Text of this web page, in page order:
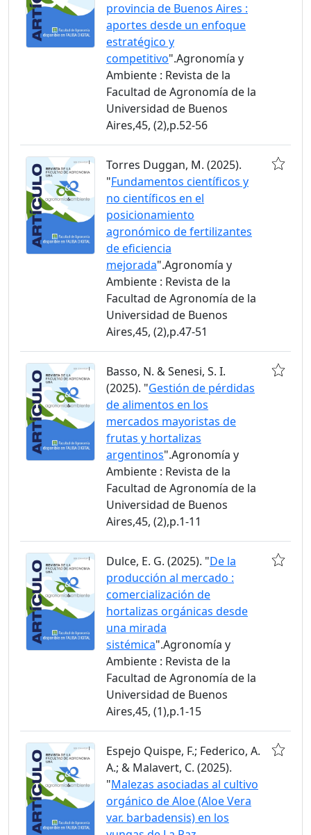
provincia de Buenos Aires :
aportes desde un enfoque
estratégico y
competitivo".Agronomía y
Ambiente : Revista de la
Facultad de Agronomía de la
Universidad de Buenos
Aires,45, (2),p.52-56
Torres Duggan, M. (2025).
"Fundamentos científicos y
no científicos en el
posicionamiento
agronómico de fertilizantes
de eficiencia
mejorada".Agronomía y
Ambiente : Revista de la
Facultad de Agronomía de la
Universidad de Buenos
Aires,45, (2),p.47-51
Basso, N. & Senesi, S. I.
(2025). "Gestión de pérdidas
de alimentos en los
mercados mayoristas de
frutas y hortalizas
argentinos".Agronomía y
Ambiente : Revista de la
Facultad de Agronomía de la
Universidad de Buenos
Aires,45, (2),p.1-11
Dulce, E. G. (2025). "De la
producción al mercado :
comercialización de
hortalizas orgánicas desde
una mirada
sistémica".Agronomía y
Ambiente : Revista de la
Facultad de Agronomía de la
Universidad de Buenos
Aires,45, (1),p.1-15
Espejo Quispe, F.; Federico, A.
A.; & Malavert, C. (2025).
"Malezas asociadas al cultivo
orgánico de Aloe (Aloe Vera
var. barbadensis) en los